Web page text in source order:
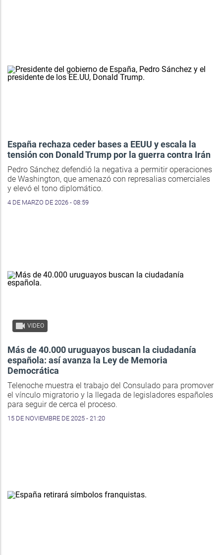
España rechaza ceder bases a EEUU y escala la
tensión con Donald Trump por la guerra contra Irán
Pedro Sánchez defendió la negativa a permitir operaciones
de Washington, que amenazó con represalias comerciales
y elevó el tono diplomático.
4 DE MARZO DE 2026 - 08:59
VIDEO
Más de 40.000 uruguayos buscan la ciudadanía
española: así avanza la Ley de Memoria
Democrática
Telenoche muestra el trabajo del Consulado para promover
el vínculo migratorio y la llegada de legisladores españoles
para seguir de cerca el proceso.
15 DE NOVIEMBRE DE 2025 - 21:20